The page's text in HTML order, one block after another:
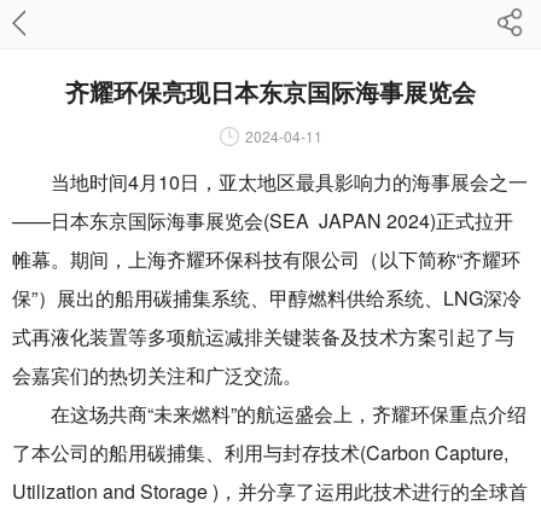
齐耀环保亮现日本东京国际海事展览会
2024-04-11
当地时间4月10日，亚太地区最具影响力的海事展会之一
——日本东京国际海事展览会(SEA JAPAN 2024)正式拉开
帷幕。期间，上海齐耀环保科技有限公司（以下简称“齐耀环
保”）展出的船用碳捕集系统、甲醇燃料供给系统、LNG深冷
式再液化装置等多项航运减排关键装备及技术方案引起了与
会嘉宾们的热切关注和广泛交流。
在这场共商“未来燃料”的航运盛会上，齐耀环保重点介绍
了本公司的船用碳捕集、利用与封存技术(Carbon Capture,
Utilization and Storage )，并分享了运用此技术进行的全球首